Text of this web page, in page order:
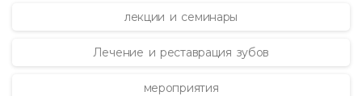
лекции и семинары
Лечение и реставрация зубов
мероприятия